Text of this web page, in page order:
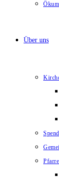
Über uns